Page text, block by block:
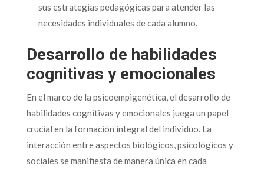
sus estrategias pedagógicas para atender las
necesidades individuales de cada alumno.
Desarrollo de habilidades
cognitivas y emocionales
En el marco de la psicoempigenética, el desarrollo de
habilidades cognitivas y emocionales juega un papel
crucial en la formación integral del individuo. La
interacción entre aspectos biológicos, psicológicos y
sociales se manifiesta de manera única en cada